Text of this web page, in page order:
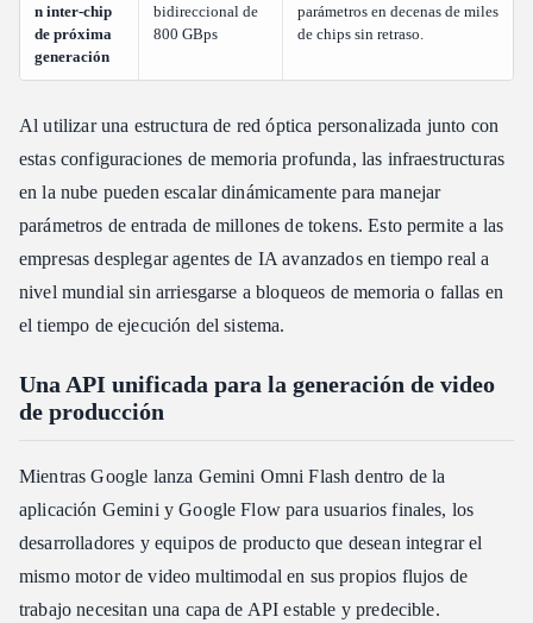
n inter-chip
de próxima
generación
bidireccional de
800 GBps
parámetros en decenas de miles
de chips sin retraso.
Al utilizar una estructura de red óptica personalizada junto con
estas configuraciones de memoria profunda, las infraestructuras
en la nube pueden escalar dinámicamente para manejar
parámetros de entrada de millones de tokens. Esto permite a las
empresas desplegar agentes de IA avanzados en tiempo real a
nivel mundial sin arriesgarse a bloqueos de memoria o fallas en
el tiempo de ejecución del sistema.
Una API unificada para la generación de video
de producción
Mientras Google lanza Gemini Omni Flash dentro de la
aplicación Gemini y Google Flow para usuarios finales, los
desarrolladores y equipos de producto que desean integrar el
mismo motor de video multimodal en sus propios flujos de
trabajo necesitan una capa de API estable y predecible.